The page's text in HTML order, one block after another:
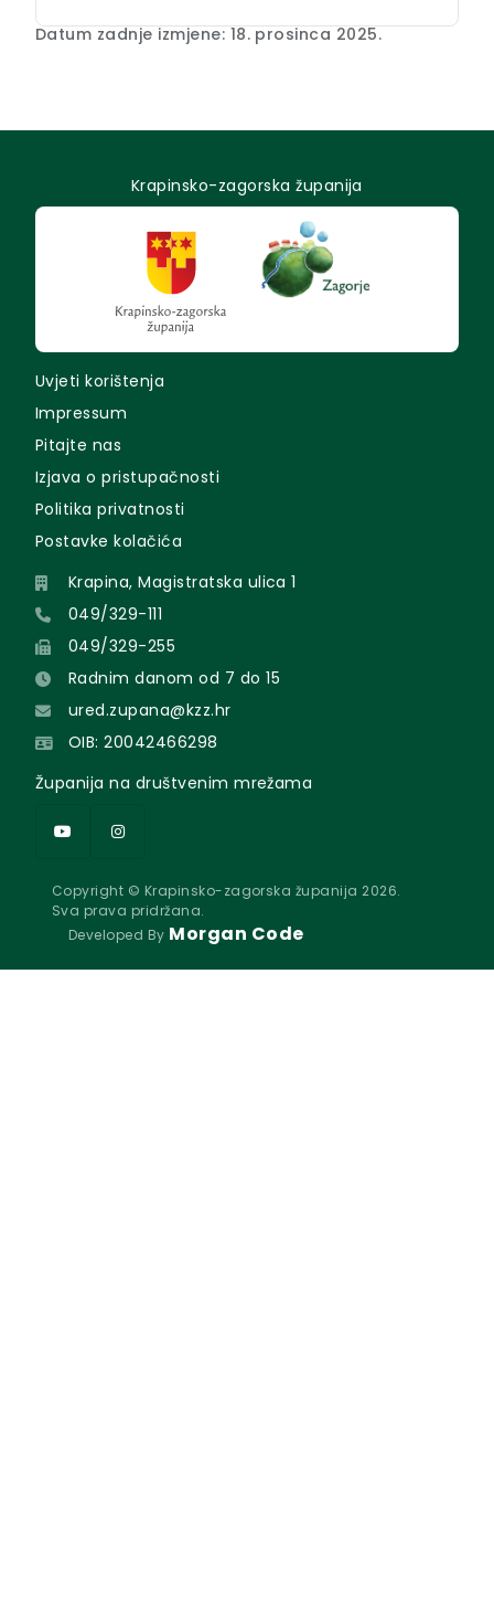
Datum zadnje izmjene: 18. prosinca 2025.
Krapinsko-zagorska županija
Uvjeti korištenja
Impressum
Pitajte nas
Izjava o pristupačnosti
Politika privatnosti
Postavke kolačića
Krapina, Magistratska ulica 1
049/329-111
049/329-255
Radnim danom od 7 do 15
ured.zupana@kzz.hr
OIB: 20042466298
Županija na društvenim mrežama
Copyright © Krapinsko-zagorska županija 2026.
Sva prava pridržana.
Developed By Morgan Code